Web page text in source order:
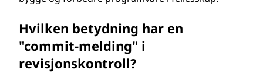
Hvilken betydning har en
"commit-melding" i
revisjonskontroll?